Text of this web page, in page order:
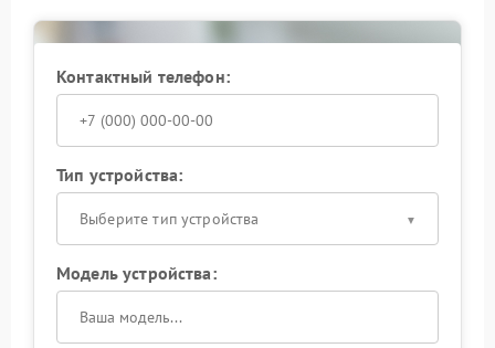
Контактный телефон:
Тип устройства:
Выберите тип устройства
Модель устройства: